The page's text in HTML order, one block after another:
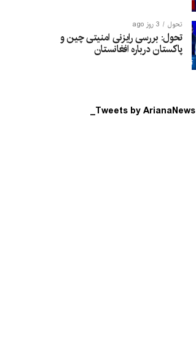
تحول 3 روز ago
تحول: بررسی رایزنی امنیتی چین و
پاکستان درباره افغانستان
Tweets by ArianaNews_